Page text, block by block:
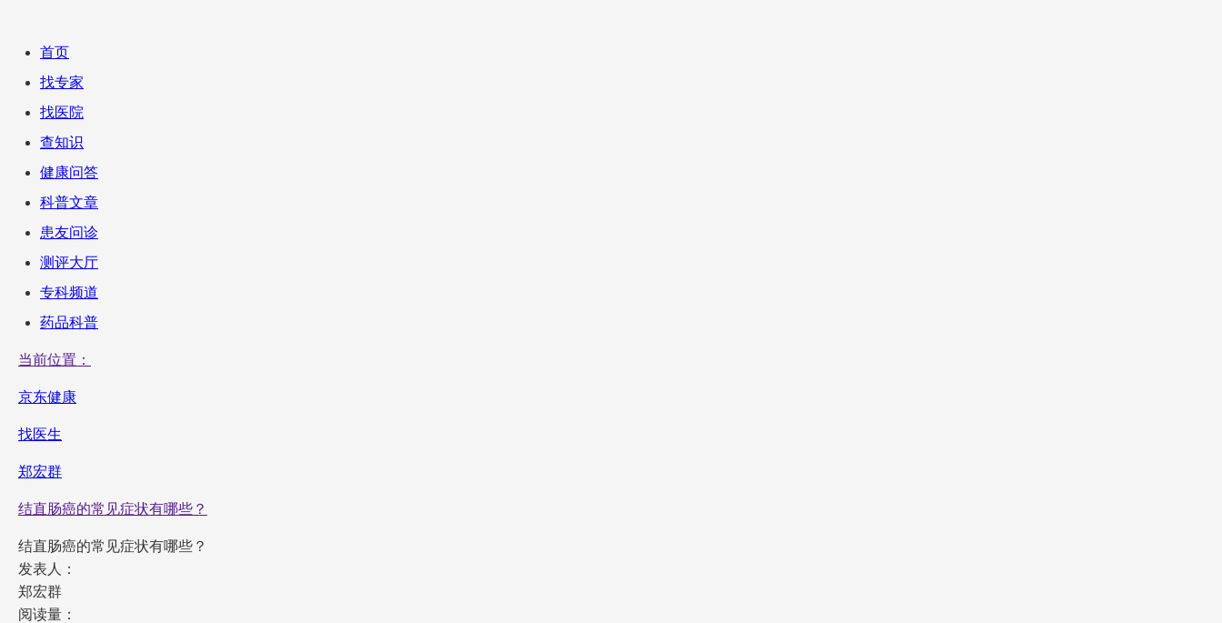
首页
找专家
找医院
查知识
健康问答
科普文章
患友问诊
测评大厅
专科频道
药品科普
当前位置：
京东健康
找医生
郑宏群
结直肠癌的常见症状有哪些？
结直肠癌的常见症状有哪些？
发表人：
郑宏群
阅读量：